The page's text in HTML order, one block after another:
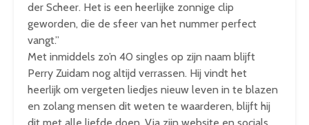
der Scheer. Het is een heerlijke zonnige clip
geworden, die de sfeer van het nummer perfect
vangt.”
Met inmiddels zo’n 40 singles op zijn naam blijft
Perry Zuidam nog altijd verrassen. Hij vindt het
heerlijk om vergeten liedjes nieuw leven in te blazen
en zolang mensen dit weten te waarderen, blijft hij